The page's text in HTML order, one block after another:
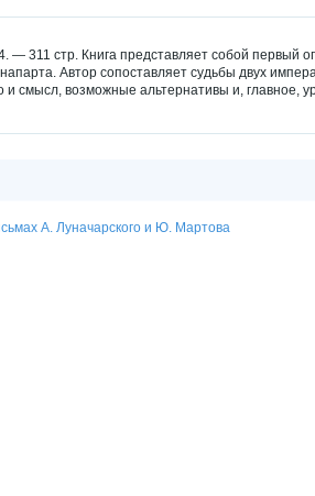
311 стр. Книга представляет собой первый
Автор сопоставляет судьбы двух
и смысл, возможные альтернативы и, главное,
А. Луначарского и Ю. Мартова